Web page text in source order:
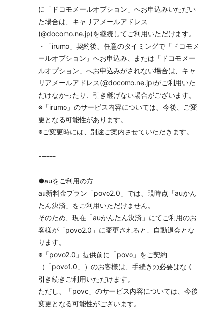
に「ドコモメールオプション」へお申込みいただい
た場合は、キャリアメールアドレス
(@docomo.ne.jp)を継続してご利用いただけます。
・「irumo」契約後、任意のタイミングで「ドコモメ
ールオプション」へお申込み、または「ドコモメー
ルオプション」へお申込みがされない場合は、キャ
リアメールアドレス(@docomo.ne.jp)がご利用いた
だけなかったり、引き継げない場合がございます。
※「irumo」のサービス内容については、今後、ご変
更となる可能性があります。
※ご変更時には、別途ご案内させていただきます。
------
●auをご利用の方
au新料金プラン「povo2.0」では、現時点「auかん
たん決済」をご利用いただけません。
そのため、現在「auかんたん決済」にてご利用のお
客様が「povo2.0」に変更されると、自動退会とな
ります。
※「povo2.0」提供前に「povo」をご契約
（「povo1.0」）のお客様は、手続きの必要はなく
引き続きご利用いただけます。
ただし、「povo」のサービス内容については、今後
変更となる可能性がございます。